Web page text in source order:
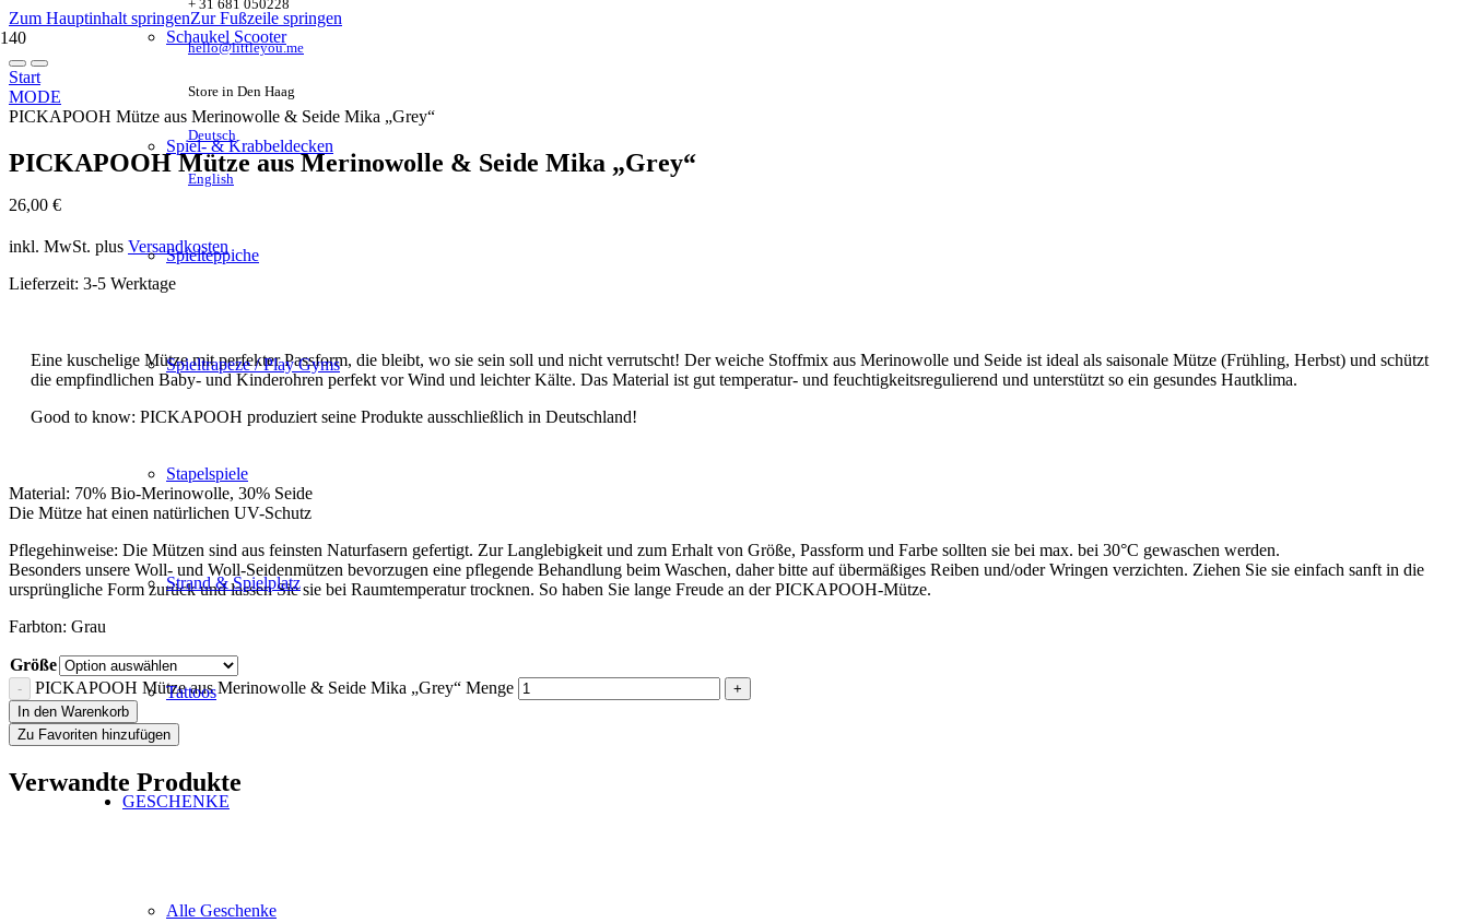
Zum Hauptinhalt springenZur Fußzeile springen
+ 31 681 050228
hello@littleyou.me
Store in Den Haag
Deutsch
English
Schaukel Scooter
Spiel- & Krabbeldecken
Spielteppiche
Spieltrapeze / Play Gyms
Stapelspiele
Strand & Spielplatz
Tattoos
GESCHENKE
Alle Geschenke
Start
MODE
PICKAPOOH Mütze aus Merinowolle & Seide Mika „Grey“
PICKAPOOH Mütze aus Merinowolle & Seide Mika „Grey“
26,00 €
inkl. MwSt. plus Versandkosten
Lieferzeit: 3-5 Werktage
Eine kuschelige Mütze mit perfekter Passform, die bleibt, wo sie sein soll und nicht verrutscht! Der weiche Stoffmix aus Merinowolle und Seide ist ideal als saisonale Mütze (Frühling, Herbst) und schützt
die empfindlichen Baby- und Kinderohren perfekt vor Wind und leichter Kälte. Das Material ist gut temperatur- und feuchtigkeitsregulierend und unterstützt so ein gesundes Hautklima.
Good to know: PICKAPOOH produziert seine Produkte ausschließlich in Deutschland!
Material: 70% Bio-Merinowolle, 30% Seide
Die Mütze hat einen natürlichen UV-Schutz
Pflegehinweise: Die Mützen sind aus feinsten Naturfasern gefertigt. Zur Langlebigkeit und zum Erhalt von Größe, Passform und Farbe sollten sie bei max. bei 30°C gewaschen werden.
Besonders unsere Woll- und Woll-Seidenmützen bevorzugen eine pflegende Behandlung beim Waschen, daher bitte auf übermäßiges Reiben und/oder Wringen verzichten. Ziehen Sie sie einfach sanft in die
ursprüngliche Form zurück und lassen Sie sie bei Raumtemperatur trocknen. So haben Sie lange Freude an der PICKAPOOH-Mütze.
Farbton: Grau
Größe
PICKAPOOH Mütze aus Merinowolle & Seide Mika „Grey“ Menge
In den Warenkorb
Zu Favoriten hinzufügen
Verwandte Produkte